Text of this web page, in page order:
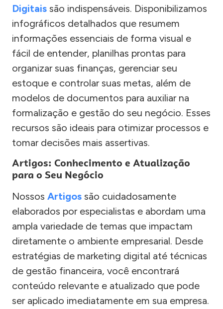
Digitais são indispensáveis. Disponibilizamos
infográficos detalhados que resumem
informações essenciais de forma visual e
fácil de entender, planilhas prontas para
organizar suas finanças, gerenciar seu
estoque e controlar suas metas, além de
modelos de documentos para auxiliar na
formalização e gestão do seu negócio. Esses
recursos são ideais para otimizar processos e
tomar decisões mais assertivas.
Artigos: Conhecimento e Atualização
para o Seu Negócio
Nossos Artigos são cuidadosamente
elaborados por especialistas e abordam uma
ampla variedade de temas que impactam
diretamente o ambiente empresarial. Desde
estratégias de marketing digital até técnicas
de gestão financeira, você encontrará
conteúdo relevante e atualizado que pode
ser aplicado imediatamente em sua empresa.